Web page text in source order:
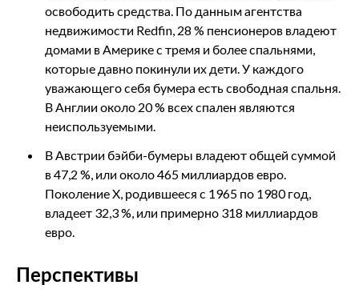
освободить средства. По данным агентства
недвижимости Redfin, 28 % пенсионеров владеют
домами в Америке с тремя и более спальнями,
которые давно покинули их дети. У каждого
уважающего себя бумера есть свободная спальня.
В Англии около 20 % всех спален являются
неиспользуемыми.
В Австрии бэйби-бумеры владеют общей суммой
в 47,2 %, или около 465 миллиардов евро.
Поколение X, родившееся с 1965 по 1980 год,
владеет 32,3 %, или примерно 318 миллиардов
евро.
Перспективы